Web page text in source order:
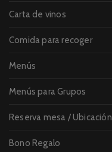
Carta de vinos
Comida para recoger
Menús
Menús para Grupos
Reserva mesa / Ubicación
Bono Regalo